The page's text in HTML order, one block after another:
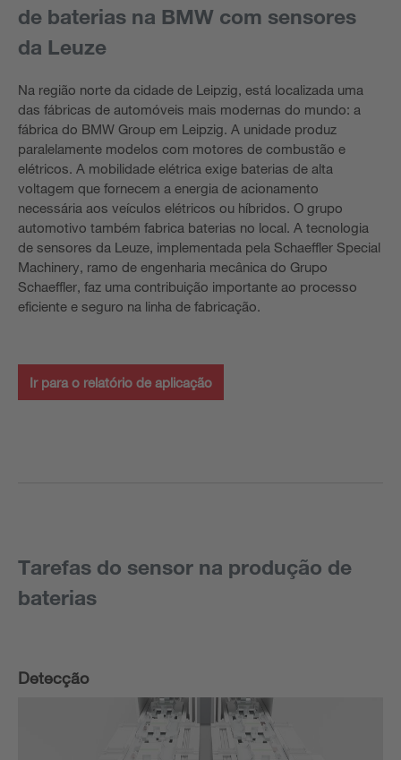
de baterias na BMW com sensores
da Leuze
Na região norte da cidade de Leipzig, está localizada uma
das fábricas de automóveis mais modernas do mundo: a
fábrica do BMW Group em Leipzig. A unidade produz
paralelamente modelos com motores de combustão e
elétricos. A mobilidade elétrica exige baterias de alta
voltagem que fornecem a energia de acionamento
necessária aos veículos elétricos ou híbridos. O grupo
automotivo também fabrica baterias no local. A tecnologia
de sensores da Leuze, implementada pela Schaeffler Special
Machinery, ramo de engenharia mecânica do Grupo
Schaeffler, faz uma contribuição importante ao processo
eficiente e seguro na linha de fabricação.
Ir para o relatório de aplicação
Tarefas do sensor na produção de
baterias
Detecção